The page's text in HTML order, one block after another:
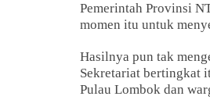
Pemerintah Provinsi
momen itu untuk
Hasilnya pun tak
Sekretariat bertingkat
Pulau Lombok dan